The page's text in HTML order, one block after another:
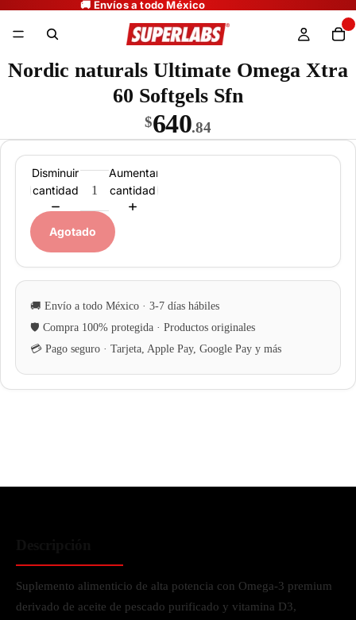
Nordic naturals Ultimate Omega Xtra
60 Softgels Sfn
$640.84
Disminuir
cantidad
Aumentar
cantidad
Agotado
Suplemento alimenticio de alta potencia con Omega-3 premium
derivado de aceite de pescado purificado y vitamina D3,